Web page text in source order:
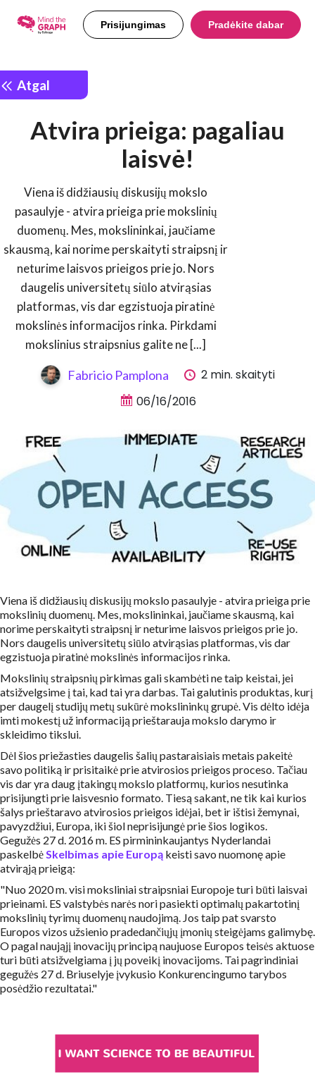
Prisijungimas Pradėkite dabar
Atgal
Atvira prieiga: pagaliau
laisvė!
Viena iš didžiausių diskusijų mokslo
pasaulyje - atvira prieiga prie mokslinių
duomenų. Mes, mokslininkai, jaučiame
skausmą, kai norime perskaityti straipsnį ir
neturime laisvos prieigos prie jo. Nors
daugelis universitetų siūlo atvirąsias
platformas, vis dar egzistuoja piratinė
mokslinės informacijos rinka. Pirkdami
mokslinius straipsnius galite ne [...]
Fabricio Pamplona
2 min. skaityti
06/16/2016
Viena iš didžiausių diskusijų mokslo pasaulyje - atvira prieiga prie
mokslinių duomenų. Mes, mokslininkai, jaučiame skausmą, kai
norime perskaityti straipsnį ir neturime laisvos prieigos prie jo.
Nors daugelis universitetų siūlo atvirąsias platformas, vis dar
egzistuoja piratinė mokslinės informacijos rinka.
Mokslinių straipsnių pirkimas gali skambėti ne taip keistai, jei
atsižvelgsime į tai, kad tai yra darbas. Tai galutinis produktas, kurį
per daugelį studijų metų sukūrė mokslininkų grupė. Vis dėlto idėja
imti mokestį už informaciją prieštarauja mokslo darymo ir
skleidimo tikslui.
Dėl šios priežasties daugelis šalių pastaraisiais metais pakeitė
savo politiką ir prisitaikė prie atvirosios prieigos proceso. Tačiau
vis dar yra daug įtakingų mokslo platformų, kurios nesutinka
prisijungti prie laisvesnio formato. Tiesą sakant, ne tik kai kurios
šalys prieštaravo atvirosios prieigos idėjai, bet ir ištisi žemynai,
pavyzdžiui, Europa, iki šiol neprisijungė prie šios logikos.
Gegužės 27 d. 2016 m. ES pirmininkaujantys Nyderlandai
paskelbė Skelbimas apie Europą keisti savo nuomonę apie
atvirąją prieigą:
"Nuo 2020 m. visi moksliniai straipsniai Europoje turi būti laisvai
prieinami. ES valstybės narės nori pasiekti optimalų pakartotinį
mokslinių tyrimų duomenų naudojimą. Jos taip pat svarsto
Europos vizos užsienio pradedančiųjų įmonių steigėjams galimybę.
O pagal naująjį inovacijų principą naujuose Europos teisės aktuose
turi būti atsižvelgiama į jų poveikį inovacijoms. Tai pagrindiniai
gegužės 27 d. Briuselyje įvykusio Konkurencingumo tarybos
posėdžio rezultatai."